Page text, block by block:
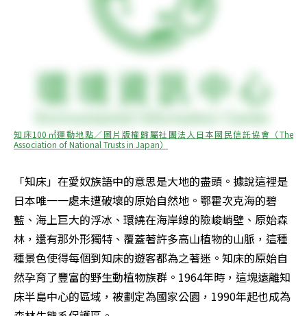
知床100㎡運動地點／圖片版權歸屬社團法人日本國民信託協會（The
Association of National Trusts in Japan）
「知床」在愛奴族語中的意思是大地的盡頭。據說這裡是
日本唯一一處未遭破壞的原始自然地。鄂霍次克海的碧
藍、海上巨大的浮冰、環繞在海岸線的險峻峭壁、原始森
林，還有那外形獨特、覆蓋著許多高山植物的山脈，這種
種景色使得每個到知床的遊客都為之著迷。知床的原始自
然孕育了豐富的野生動植物族群。1964年時，這塊遠離知
床半島中心的區域，被劃定為國家公園，1990年起也成為